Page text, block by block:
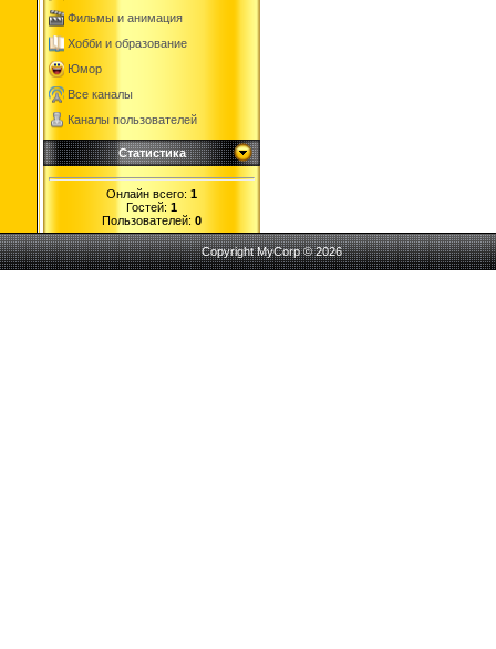
Фильмы и анимация
Хобби и образование
Юмор
Все каналы
Каналы пользователей
Статистика
Онлайн всего: 1
Гостей: 1
Пользователей: 0
Copyright MyCorp © 2026